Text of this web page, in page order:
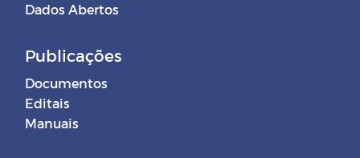
Dados Abertos
Publicações
Documentos
Editais
Manuais